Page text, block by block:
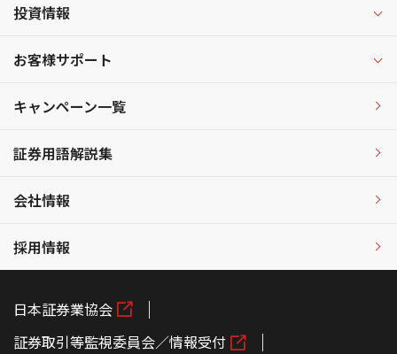
投資情報
お客様サポート
キャンペーン一覧
証券用語解説集
会社情報
採用情報
日本証券業協会
証券取引等監視委員会／情報受付